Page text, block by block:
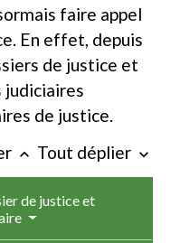
faire appel
En effet, depuis
de justice et
judiciaires
de justice.
keyboard_arrow_up Tout déplier keyboard_arrow_down
de justice et